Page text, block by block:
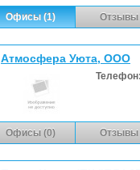
Офисы (1) Отзывы
Атмосфера Уюта, ООО
Офисы (0) Отзывы